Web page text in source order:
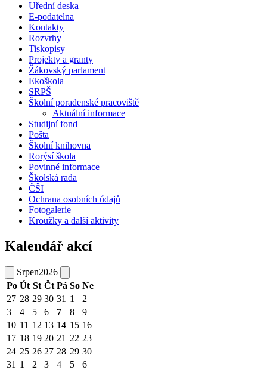
Uřední deska
E-podatelna
Kontakty
Rozvrhy
Tiskopisy
Projekty a granty
Žákovský parlament
Ekoškola
SRPŠ
Školní poradenské pracoviště
Aktuální informace
Studijní fond
Pošta
Školní knihovna
Rorýsí škola
Povinné informace
Školská rada
ČŠI
Ochrana osobních údajů
Fotogalerie
Kroužky a další aktivity
Kalendář akcí
Srpen2026
Po Út St Čt Pá So Ne
27 28 29 30 31 1
2
3
4 5 6 7 8
9
10 11 12 13 14 15 16
17 18 19 20 21 22 23
24 25 26 27 28 29 30
31 1 2 3 4 5 6